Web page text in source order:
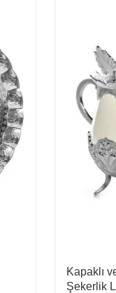
Kapaklı
Şekerlik